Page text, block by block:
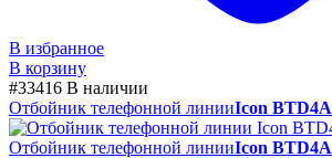
В избранное
В корзину
#33416 В наличии
Отбойник телефонной линииIcon BTD4A
Отбойник телефонной линииIcon BTD4A